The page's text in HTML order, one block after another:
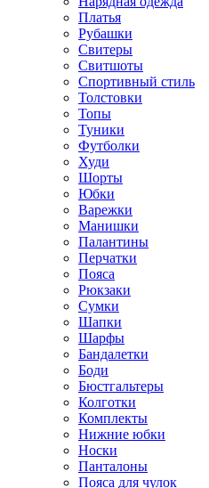
Платья
Рубашки
Свитеры
Свитшоты
Спортивный стиль
Толстовки
Топы
Туники
Футболки
Худи
Шорты
Юбки
Варежки
Манишки
Палантины
Перчатки
Пояса
Рюкзаки
Сумки
Шапки
Шарфы
Бандалетки
Боди
Бюстгальтеры
Колготки
Комплекты
Нижние юбки
Носки
Панталоны
Поясa для чулок